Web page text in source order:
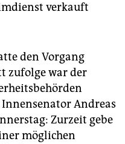
verkauft
den Vorgang
zufolge war der
Andreas
Zurzeit gebe
möglichen